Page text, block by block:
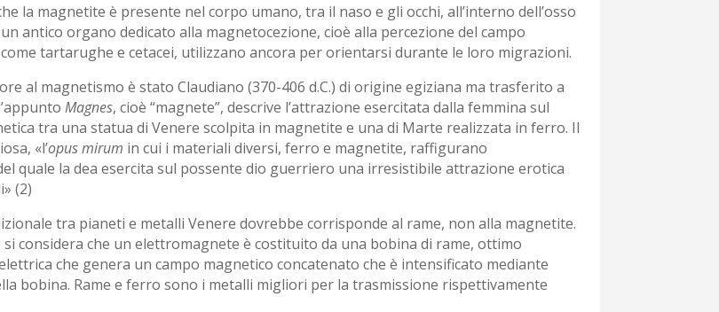
la magnetite è presente nel corpo umano, tra il naso e gli occhi, all’interno dell’osso
antico organo dedicato alla magnetocezione, cioè alla percezione del campo
tartarughe e cetacei, utilizzano ancora per orientarsi durante le loro migrazioni.
al magnetismo è stato Claudiano (370-406 d.C.) di origine egiziana ma trasferito a
Magnes, cioè “magnete”, descrive l’attrazione esercitata dalla femmina sul
tra una statua di Venere scolpita in magnetite e una di Marte realizzata in ferro. Il
«l’opus mirum in cui i materiali diversi, ferro e magnetite, raffigurano
quale la dea esercita sul possente dio guerriero una irresistibile attrazione erotica
(2)
tra pianeti e metalli Venere dovrebbe corrisponde al rame, non alla magnetite.
considera che un elettromagnete è costituito da una bobina di rame, ottimo
che genera un campo magnetico concatenato che è intensificato mediante
bobina. Rame e ferro sono i metalli migliori per la trasmissione rispettivamente